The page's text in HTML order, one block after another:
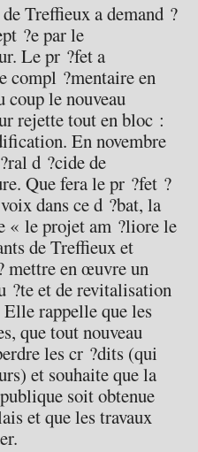
Treffieux a demand ?
?e par le
Le pr ?fet a
compl ?mentaire en
le nouveau
rejette tout en bloc :
En novembre
d ?cide de
Que fera le pr ?fet ?
dans ce d ?bat, la
« le projet am ?liore le
de Treffieux et
mettre en œuvre un
?te et de revitalisation
rappelle que les
que tout nouveau
les cr ?dits (qui
et souhaite que la
soit obtenue
et que les travaux